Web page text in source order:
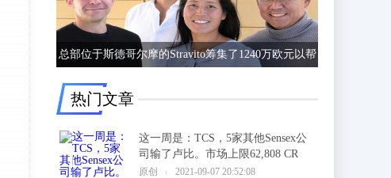
总部位于斯德哥尔摩的Stravito筹集了1240万欧元以帮
热门文章
这一周是：TCS，5家其他Sensex公
司输了卢比。市场上限62,808 CR
原创 2021-09-07 20:52:08
1